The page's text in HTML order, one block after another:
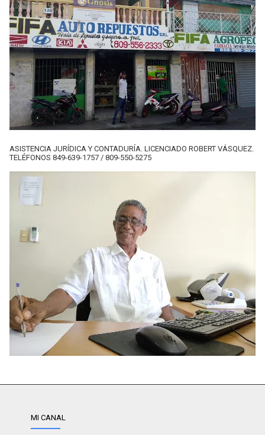
ASISTENCIA JURÍDICA Y CONTADURÍA. LICENCIADO ROBERT VÁSQUEZ.
TELÉFONOS 849-639-1757 / 809-550-5275
MI CANAL